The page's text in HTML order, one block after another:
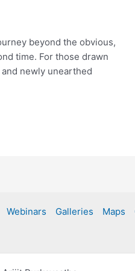
beyond the obvious,
time. For those drawn
newly unearthed
Webinars Galleries Maps